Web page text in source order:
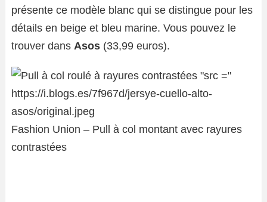
présente ce modèle blanc qui se distingue pour les
détails en beige et bleu marine. Vous pouvez le
trouver dans Asos (33,99 euros).
Fashion Union – Pull à col montant avec rayures
contrastées